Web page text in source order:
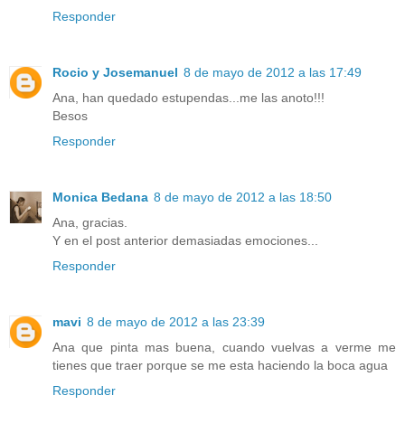
Responder
Rocio y Josemanuel 8 de mayo de 2012 a las 17:49
Ana, han quedado estupendas...me las anoto!!!
Besos
Responder
Monica Bedana 8 de mayo de 2012 a las 18:50
Ana, gracias.
Y en el post anterior demasiadas emociones...
Responder
mavi 8 de mayo de 2012 a las 23:39
Ana que pinta mas buena, cuando vuelvas a verme me
tienes que traer porque se me esta haciendo la boca agua
Responder